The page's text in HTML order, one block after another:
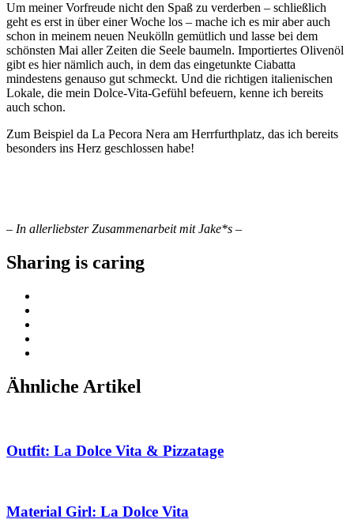
Um meiner Vorfreude nicht den Spaß zu verderben – schließlich
geht es erst in über einer Woche los – mache ich es mir aber auch
schon in meinem neuen Neukölln gemütlich und lasse bei dem
schönsten Mai aller Zeiten die Seele baumeln. Importiertes Olivenöl
gibt es hier nämlich auch, in dem das eingetunkte Ciabatta
mindestens genauso gut schmeckt. Und die richtigen italienischen
Lokale, die mein Dolce-Vita-Gefühl befeuern, kenne ich bereits
auch schon.
Zum Beispiel da La Pecora Nera am Herrfurthplatz, das ich bereits
besonders ins Herz geschlossen habe!
– In allerliebster Zusammenarbeit mit Jake*s –
Sharing is caring
Ähnliche Artikel
Outfit: La Dolce Vita & Pizzatage
Material Girl: La Dolce Vita